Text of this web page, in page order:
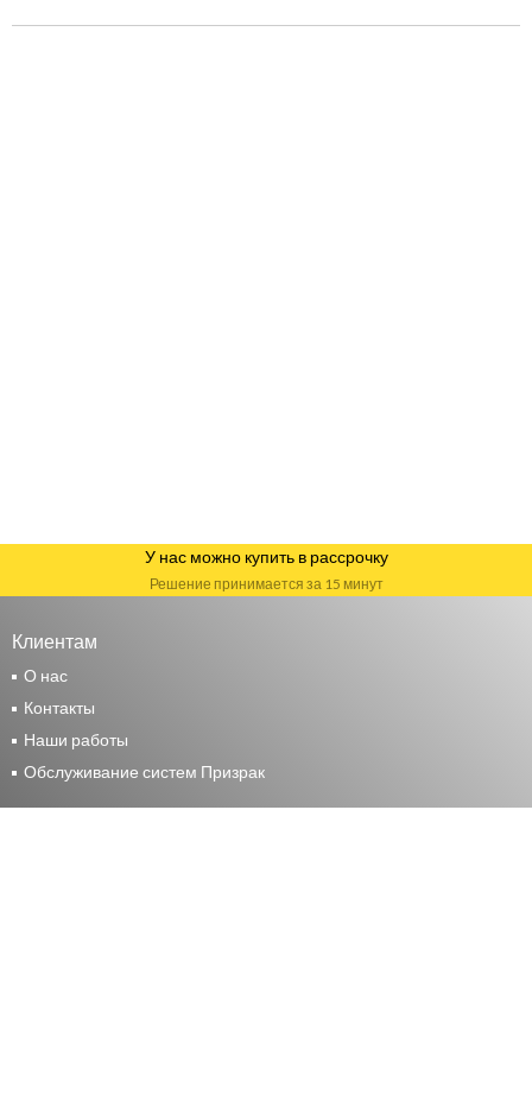
У нас можно купить в рассрочку
Решение принимается за 15 минут
Клиентам
О нас
Контакты
Наши работы
Обслуживание систем Призрак